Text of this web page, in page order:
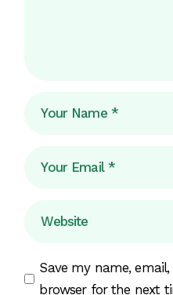
Save my name,
browser for the next